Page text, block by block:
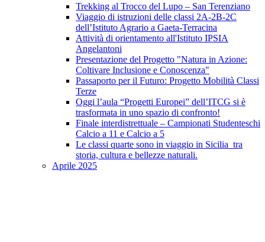
Trekking al Trocco del Lupo – San Terenziano
Viaggio di istruzioni delle classi 2A-2B-2C
dell’Istituto Agrario a Gaeta-Terracina
Attività di orientamento all'Istituto IPSIA
Angelantoni
Presentazione del Progetto "Natura in Azione:
Coltivare Inclusione e Conoscenza"
Passaporto per il Futuro: Progetto Mobilità Classi
Terze
Oggi l’aula “Progetti Europei” dell’ITCG si è
trasformata in uno spazio di confronto!
Finale interdistrettuale – Campionati Studenteschi
Calcio a 11 e Calcio a 5
Le classi quarte sono in viaggio in Sicilia tra
storia, cultura e bellezze naturali.
Aprile 2025